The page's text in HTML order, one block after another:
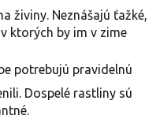
živiny. Neznášajú ťažké,
ktorých by im v zime
potrebujú pravidelnú
Dospelé rastliny sú